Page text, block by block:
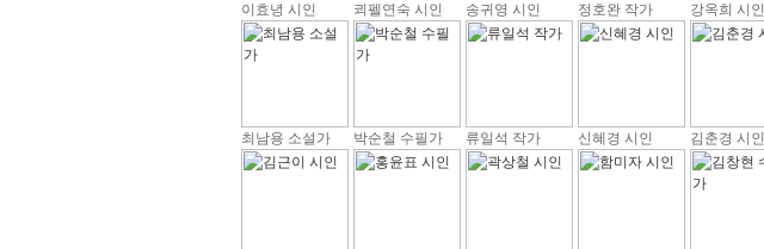
이효녕 시인 쾨펠연숙 시인 송귀영 시인 정호완 작가 강옥희 시인
최남용 소설가 박순철 수필가 류일석 작가 신혜경 시인 김춘경 시인